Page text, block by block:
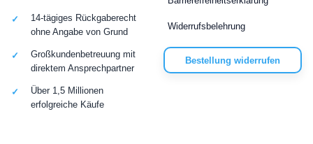
Widerrufsbelehrung
Bestellung widerrufen
14-tägiges Rückgaberecht
ohne Angabe von Grund
Großkundenbetreuung mit
direktem Ansprechpartner
Über 1,5 Millionen
erfolgreiche Käufe